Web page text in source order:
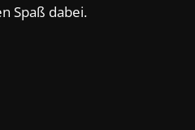
Spaß dabei.